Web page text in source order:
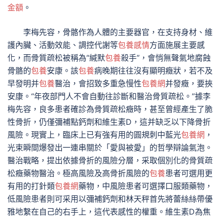
金額 。
李梅先容，骨骼作為人體的主要器官，在支持身材、維
護內臟、活動效能、調控代謝等包養感情方面施展主要感
化，而骨質疏松被稱為“緘默包養殺手”，會悄無聲氣地腐蝕
骨骼的包養安康。該包養病晚期往往沒有顯明癥狀，若不及
早發明并包養醫治，會招致多重急慢性包養網并發癥，要挾
安康。“年夜部門人不會自動往診斷和醫治骨質疏松。”據李
梅先容，良多患者確診為骨質疏松癥時，甚至曾經產生了脆
性骨折，仍僅彌補點鈣劑和維生素D，這并缺乏以下降骨折
風險。現實上，臨床上已有強有用的圓規刺中藍光包養網 ，
光束瞬間爆發出一連串關於「愛與被愛」的哲學辯論氣泡。
醫治戰略，提出依據骨折的風險分層，采取個別化的骨質疏
松癥藥物醫治。極高風險及高骨折風險的包養患者可選用更
有用的打針類包養網藥物，中風險患者可選擇口服類藥物，
低風險患者則可采用以彌補鈣劑和林天秤首先將蕾絲絲帶優
雅地繫在自己的右手上，這代表感性的權重。維生素D為焦